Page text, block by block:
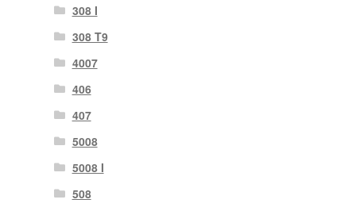
308 Ι
308 Τ9
4007
406
407
5008
5008 Ι
508